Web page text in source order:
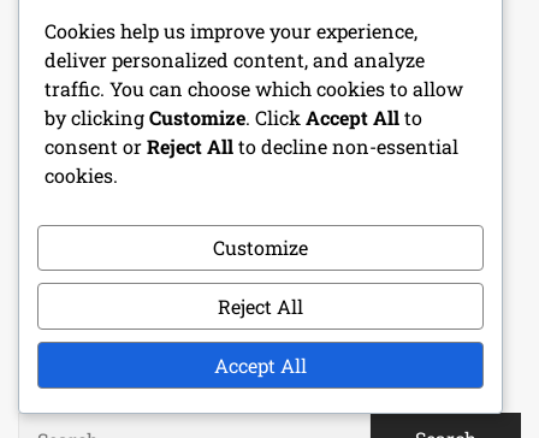
JOGI INFORMÁCIÓK
Lépjen kapcsolatba velünk
Történetünk
Sütik és követés
Adatvédelmi szabályzat
Általános szerződési feltételek
Search
Cookies help us improve your experience,
deliver personalized content, and analyze
traffic. You can choose which cookies to allow
by clickingCustomize. Click Accept Allto
consent orReject Allto decline non-essential
cookies.
Customize
Reject All
Accept All